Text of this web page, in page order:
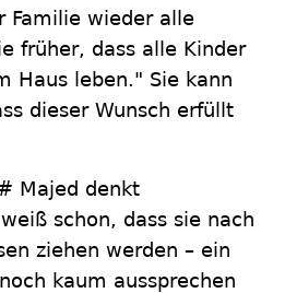
Familie wieder alle
früher, dass alle Kinder
Haus leben." Sie kann
dieser Wunsch erfüllt
Majed denkt
schon, dass sie nach
ziehen werden – ein
kaum aussprechen